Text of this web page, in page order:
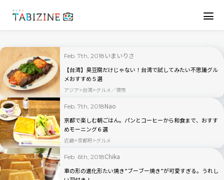
Feb. 7th, 2018 いまいりさ
【台湾】臭豆腐だけじゃない！台湾で試してみたい不思議グル
メおすすめ５選
アジア 台湾 グルメ／夜市
Feb. 7th, 2018Nao
京都で楽しむ朝ごはん。パンとコーヒーから和食まで、おすす
めモーニング６選
近畿 京都府 グルメ
Feb. 6th, 2018Chika
車の形の進化形たい焼き”ブーブー焼き”が可愛すぎる。うれし